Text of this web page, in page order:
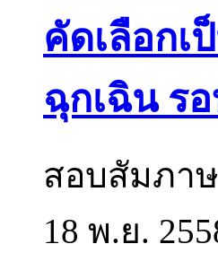
คัดเลือกเ
ฉุกเฉิน ร
สอบสัมภา
18 พ.ย.